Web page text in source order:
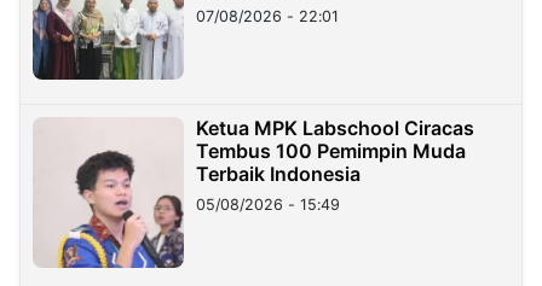
07/08/2026 - 22:01
Ketua MPK Labschool Ciracas
Tembus 100 Pemimpin Muda
Terbaik Indonesia
05/08/2026 - 15:49